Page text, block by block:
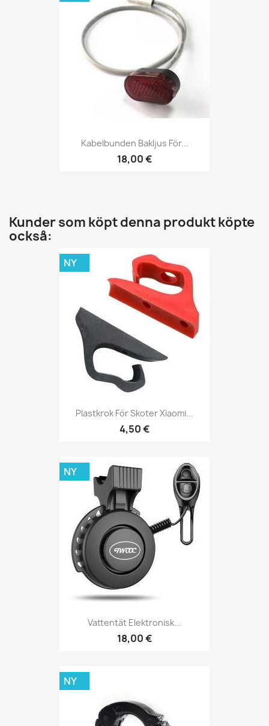
Kabelbunden Bakljus För...
18,00 €
Kunder som köpt denna produkt köpte
också:
Plastkrok För Skoter Xiaomi...
4,50 €
NY
Vattentät Elektronisk...
18,00 €
NY
NY